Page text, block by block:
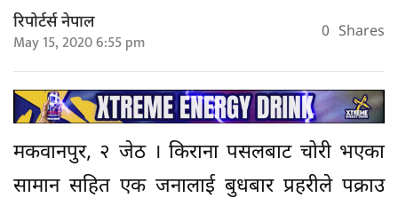
रिपोर्टर्स नेपाल
May 15, 2020 6:55 pm 0 Shares
मकवानपुर, २ जेठ । किराना पसलबाट चोरी भएका
सामान सहित एक जनालाई बुधबार प्रहरीले पक्राउ